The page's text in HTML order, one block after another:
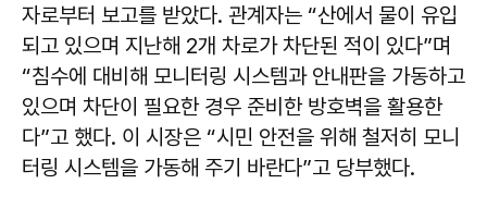
자로부터 보고를 받았다. 관계자는 “산에서 물이 유입
되고 있으며 지난해 2개 차로가 차단된 적이 있다”며
“침수에 대비해 모니터링 시스템과 안내판을 가동하고
있으며 차단이 필요한 경우 준비한 방호벽을 활용한
다”고 했다. 이 시장은 “시민 안전을 위해 철저히 모니
터링 시스템을 가동해 주기 바란다”고 당부했다.